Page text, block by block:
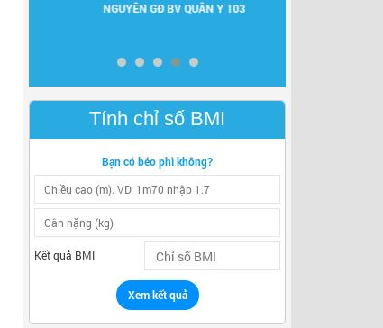
NGUYÊN GĐ BV QUÂN Y 103
Tính chỉ số BMI
Bạn có béo phì không?
Kết quả BMI
Xem kết quả